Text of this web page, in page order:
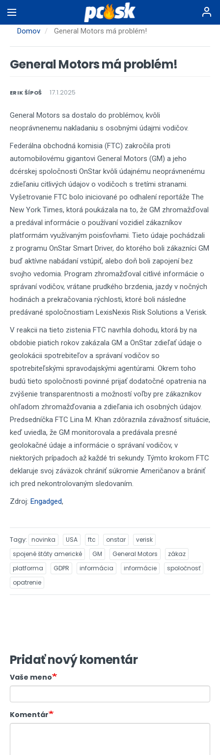
na
hlavnýDomov General Motors má problém!
General Motors má problém!
ERIK ŠÍPOŠ 17.1.2025
General Motors sa dostalo do problémov, kvôli
neoprávnenemu nakladaniu s osobnými údajmi vodičov.
Federálna obchodná komisia (FTC) zakročila proti
automobilovému gigantovi General Motors (GM) a jeho
dcérskej spoločnosti OnStar kvôli údajnému neoprávnenému
zdieľaniu citlivých údajov o vodičoch s tretími stranami.
Vyšetrovanie FTC bolo iniciované po odhalení reportáže The
New York Times, ktorá poukázala na to, že GM zhromažďoval
a predával informácie o používaní vozidiel zákazníkov
platformám využívaným poisťovňami. Tieto údaje pochádzali
z programu OnStar Smart Driver, do ktorého boli zákazníci GM
buď aktívne nabádaní vstúpiť, alebo doň boli zapojení bez
svojho vedomia. Program zhromažďoval citlivé informácie o
správaní vodičov, vrátane prudkého brzdenia, jazdy v nočných
hodinách a prekračovania rýchlosti, ktoré boli následne
predávané spoločnostiam LexisNexis Risk Solutions a Verisk.
V reakcii na tieto zistenia FTC navrhla dohodu, ktorá by na
obdobie piatich rokov zakázala GM a OnStar zdieľať údaje o
geolokácii spotrebiteľov a správaní vodičov so
spotrebiteľskými spravodajskými agentúrami. Okrem toho
budú tieto spoločnosti povinné prijať dodatočné opatrenia na
zvýšenie transparentnosti a možností voľby pre zákazníkov
ohľadom zhromažďovania a zdieľania ich osobných údajov.
Predsedníčka FTC Lina M. Khan zdôraznila závažnosť situácie,
keď uviedla, že GM monitorovala a predávala presné
geolokačné údaje a informácie o správaní vodičov, v
niektorých prípadoch až každé tri sekundy. Týmto krokom FTC
deklaruje svoj záväzok chrániť súkromie Američanov a brániť
ich pred nekontrolovaným sledovaním.
Zdroj: Engadged,
Tagy novinka USA ftc onstar
verisk
spojené štáty americké
GM General Motors
zákaz
platforma
GDPR informácia informácie
spoločnosť
opatrenie
Pridať nový komentár
Vaše meno
Komentár